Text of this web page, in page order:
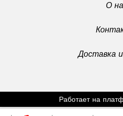
О
Доставка
Работает на